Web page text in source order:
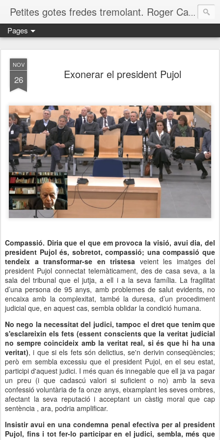
Petites gotes fredes tremolant. Roger Casero Gumbau. Girona
Pages
NOV
26 Exonerar el president Pujol
Compassió. Diria que el que em provoca la visió, avui dia, del
president Pujol és, sobretot, compassió; una compassió que
tendeix a transformar-se en tristesa veient les imatges del
president Pujol connectat telemàticament, des de casa seva, a la
sala del tribunal que el jutja, a ell i a la seva família. La fragilitat
d’una persona de 95 anys, amb problemes de salut evidents, no
encaixa amb la complexitat, també la duresa, d’un procediment
judicial que, en aquest cas, sembla oblidar la condició humana.
No nego la necessitat del judici, tampoc el dret que tenim que
s'esclareixin els fets (essent conscients que la veritat judicial
no sempre coincideix amb la veritat real, si és que hi ha una
veritat), i que si els fets són delictius, se'n derivin conseqüències;
però em sembla excessiu que el president Pujol, en el seu estat,
participi d'aquest judici. I més quan és innegable que ell ja va pagar
un preu (i que cadascú valori si suficient o no) amb la seva
confessió voluntària de fa onze anys, eixamplant les seves ombres,
afectant la seva reputació i acceptant un càstig moral que cap
sentència , ara, podria amplificar.
Insistir avui en una condemna penal efectiva per al president
Pujol, fins i tot fer-lo participar en el judici, sembla, més que